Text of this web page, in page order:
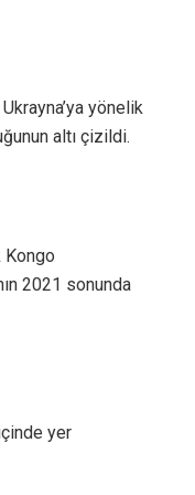
Ukrayna’ya yönelik
altı çizildi.
Kongo
2021 sonunda
yer